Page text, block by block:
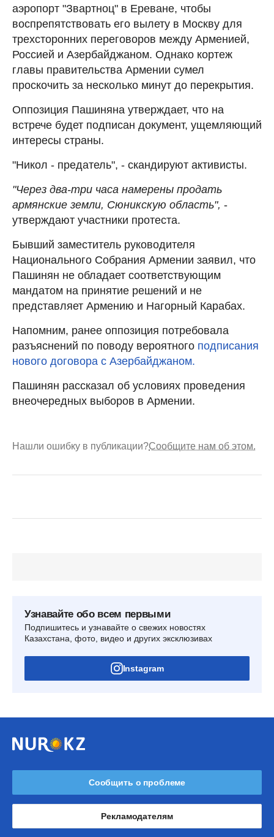
аэропорт "Звартноц" в Ереване, чтобы
воспрепятствовать его вылету в Москву для
трехсторонних переговоров между Арменией,
Россией и Азербайджаном. Однако кортеж
главы правительства Армении сумел
проскочить за несколько минут до перекрытия.
Оппозиция Пашиняна утверждает, что на
встрече будет подписан документ, ущемляющий
интересы страны.
"Никол - предатель", - скандируют активисты.
"Через два-три часа намерены продать
армянские земли, Сюникскую область", -
утверждают участники протеста.
Бывший заместитель руководителя
Национального Собрания Армении заявил, что
Пашинян не обладает соответствующим
мандатом на принятие решений и не
представляет Армению и Нагорный Карабах.
Напомним, ранее оппозиция потребовала
разъяснений по поводу вероятного подписания
нового договора с Азербайджаном.
Пашинян рассказал об условиях проведения
внеочередных выборов в Армении.
Нашли ошибку в публикации?Сообщите нам об этом.
Узнавайте обо всем первыми
Подпишитесь и узнавайте о свежих новостях
Казахстана, фото, видео и других эксклюзивах
Instagram
Сообщить о проблеме
Рекламодателям